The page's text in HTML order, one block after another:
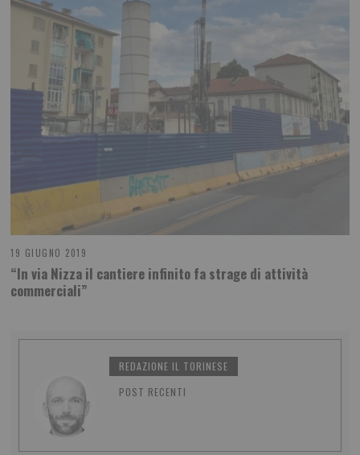
19 GIUGNO 2019
“In via Nizza il cantiere infinito fa strage di attività
commerciali”
REDAZIONE IL TORINESE
POST RECENTI